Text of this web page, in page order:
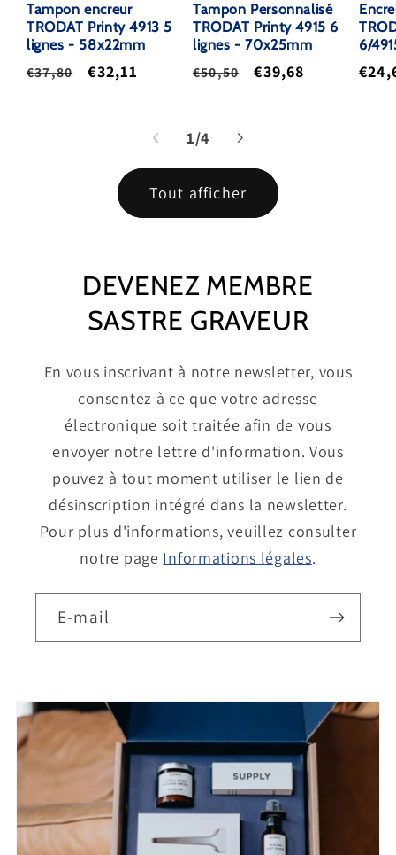
Tampon encreur
TRODAT Printy 4913 5
lignes - 58x22mm
Prix
€37,80
Prix
€32,11
Tampon Personnalisé
TRODAT Printy 4915 6
lignes - 70x25mm
Prix
€50,50
Prix
€39,68
6/
Prix
1/
de
4
Tout afficher
DEVENEZ MEMBRE
SASTRE GRAVEUR
En vous inscrivant à notre newsletter, vous
consentez à ce que votre adresse
électronique soit traitée afin de vous
envoyer notre lettre d'information. Vous
pouvez à tout moment utiliser le lien de
désinscription intégré dans la newsletter.
Pour plus d'informations, veuillez consulter
notre page Informations légales.
E-mail